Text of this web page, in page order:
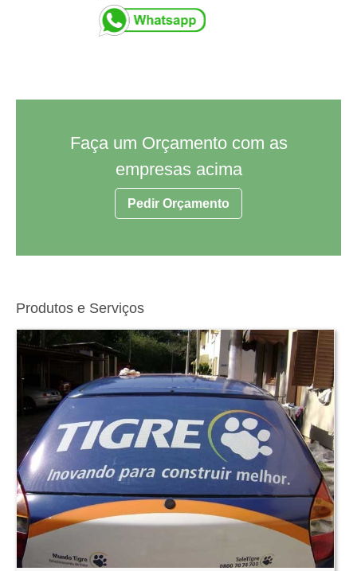
Faça um Orçamento com as
empresas acima
Pedir Orçamento
Produtos e Serviços